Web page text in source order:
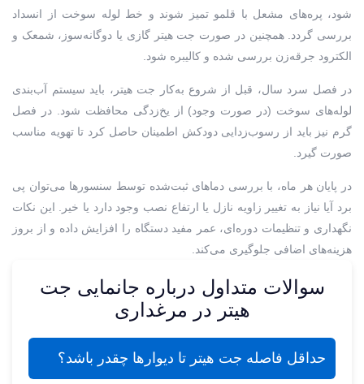
شود، پره‌های مشعل با قلمو تمیز شوند و خط لوله سوخت از انسداد
بررسی گردد. همچنین در صورت جت هیتر گازی یا دوگانه‌سوز، شمعک و
الکترود جرقه‌زن بررسی شده و کالیبره شود.
در فصل سرد سال، قبل از شروع به‌کار جت هیتر، باید سیستم آب‌بندی
لوله‌های سوخت (در صورت وجود) از یخ‌زدگی محافظت شود. در فصل
گرم نیز باید از رسوب‌زدایی دودکش اطمینان حاصل کرد تا تهویه مناسب
صورت گیرد.
در پایان هر ماه، با بررسی دماهای ثبت‌شده توسط سنسورها می‌توان پی
برد آیا نیاز به تغییر زاویه نازل یا ارتفاع نصب وجود دارد یا خیر. این نکات
نگهداری و تنظیمات دوره‌ای، عمر مفید دستگاه را افزایش داده و از بروز
هزینه‌های اضافی جلوگیری می‌کند.
سوالات متداول درباره جانمایی جت
هیتر در مرغداری
حداقل فاصله جت هیتر تا دیوارها چقدر باشد؟